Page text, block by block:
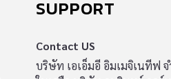
SUPPORT
Contact US
บริษัท เอเอ็มอี อิมเมจิเนทีฟ จ